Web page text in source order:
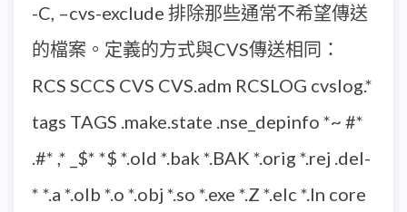
-C, –cvs-exclude 排除那些通常不希望傳送
的檔案。定義的方式與CVS傳送相同：
RCS SCCS CVS CVS.adm RCSLOG cvslog.*
tags TAGS .make.state .nse_depinfo *~ #*
.#* ,* _$* *$ *.old *.bak *.BAK *.orig *.rej .del-
* *.a *.olb *.o *.obj *.so *.exe *.Z *.elc *.ln core